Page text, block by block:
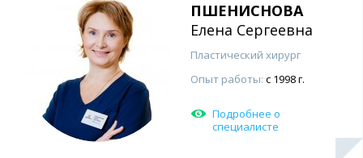
ПШЕНИСНОВА
Елена Сергеевна
Пластический хирург
Опыт работы: с 1998 г.
Подробнее о
специалисте